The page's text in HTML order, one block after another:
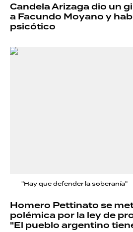
Candela Arizaga dio un
a Facundo Moyano y
psicótico
"Hay que defender la soberanía"
Homero Pettinato se
polémica por la ley de
"El pueblo argentino